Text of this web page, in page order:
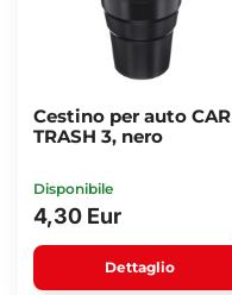
Cestino per auto CAR
TRASH 3, nero
Disponibile
4,30 Eur
Dettaglio